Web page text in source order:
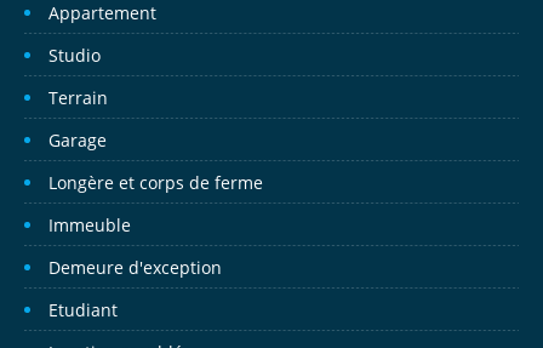
Appartement
Studio
Terrain
Garage
Longère et corps de ferme
Immeuble
Demeure d'exception
Etudiant